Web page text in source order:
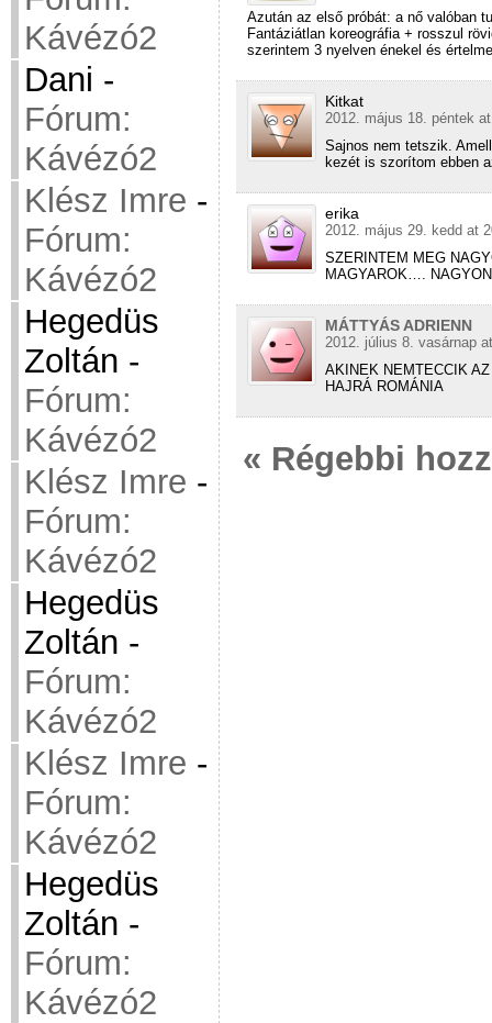
Kávézó2
Dani -
Fórum:
Kávézó2
Klész Imre -
Fórum:
Kávézó2
Hegedüs
Zoltán -
Fórum:
Kávézó2
Klész Imre -
Fórum:
Kávézó2
Hegedüs
Zoltán -
Fórum:
Kávézó2
Klész Imre -
Fórum:
Kávézó2
Hegedüs
Zoltán -
Fórum:
Kávézó2
Azután az első próbát: a nő valóban
Fantáziátlan koreográfia + rosszul
szerintem 3 nyelven énekel és
Kitkat
2012. május 18. péntek
Sajnos nem tetszik.
kezét is szorítom ebben
erika
2012. május 29. kedd at
SZERINTEM MEG
MAGYAROK….
MÁTTYÁS ADRIENN
2012. július 8. vasárnap
AKINEK NEMTECCIK
HAJRÁ ROMÁNIA
« Régebbi